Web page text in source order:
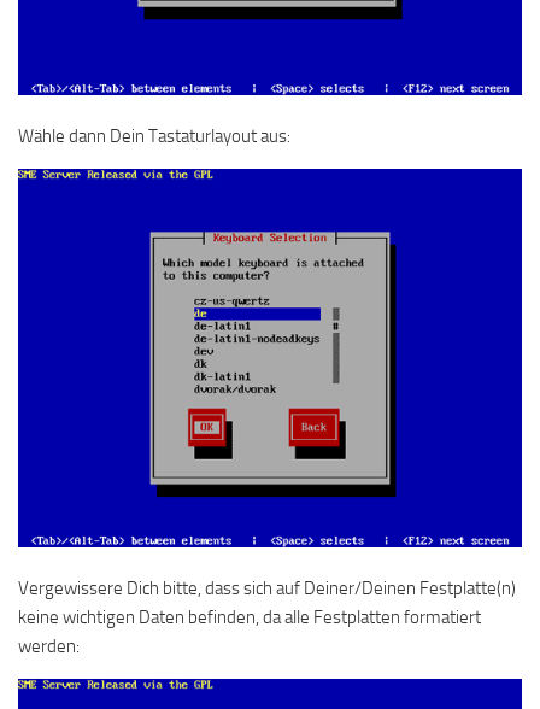
Wähle dann Dein Tastaturlayout aus:
Vergewissere Dich bitte, dass sich auf Deiner/Deinen Festplatte(n)
keine wichtigen Daten befinden, da alle Festplatten formatiert
werden: